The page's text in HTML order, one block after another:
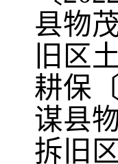
县物
旧区
耕保
谋县
拆旧